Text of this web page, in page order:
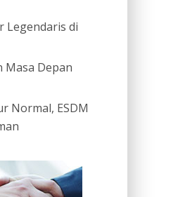
Legendaris di
Depan
Normal, ESDM